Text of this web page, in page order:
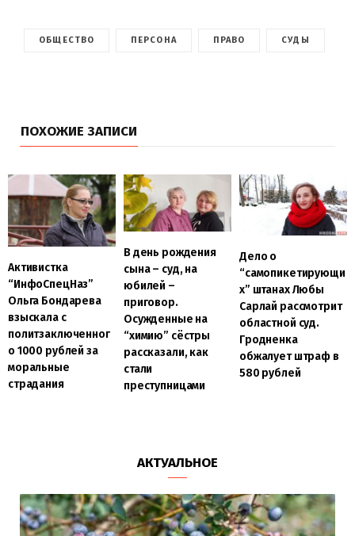
ОБЩЕСТВО ПЕРСОНА ПРАВО СУДЫ
ПОХОЖИЕ ЗАПИСИ
Активистка
“ИнфоСпецНаз”
Ольга Бондарева
взыскала с
политзаключенног
о 1000 рублей за
моральные
страдания
В день рождения
сына – суд, на
юбилей –
приговор.
Осужденные на
“химию” сёстры
рассказали, как
стали
преступницами
Дело о
“самопикетирующи
х” штанах Любы
Сарлай рассмотрит
областной суд.
Гродненка
обжалует штраф в
580 рублей
АКТУАЛЬНОЕ